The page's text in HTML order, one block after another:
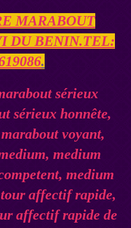
MARABOUT
DU BENIN.TEL:
.